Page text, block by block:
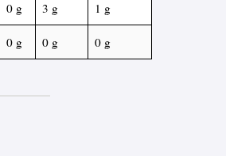
0 g 3 g 1 g
0 g 0 g 0 g